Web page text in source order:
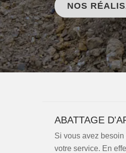
NOS
ABATTAGE
Si vous avez besoin
votre service. En